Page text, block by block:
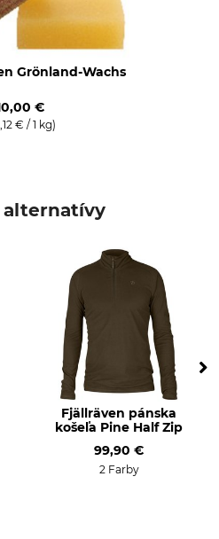
Profesionálna starostlivosť
Nečistite nasucho
Grönland-Wachs
€
€ / 1 kg)
alternatívy
Fjällräven pánska
košeľa Pine Half Zip
99,90 €
2 Farby